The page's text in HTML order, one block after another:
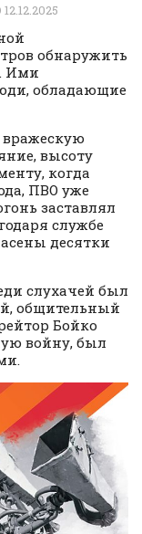
12.12.2025
обнаружить
Ими
обладающие
высоту
когда
ПВО уже
заставлял
службе
десятки
слухачей был
общительный
Бойко
войну, был